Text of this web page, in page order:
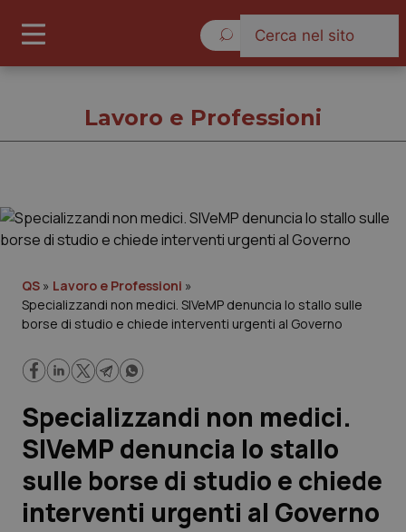
Governo e Parlamento
Regioni e Asl
Lavoro e Professioni
Scienza e Farmaci
Studi e Analisi
Lavoro e Professioni
QS » Lavoro e Professioni »
Specializzandi non medici. SIVeMP denuncia lo stallo sulle
borse di studio e chiede interventi urgenti al Governo
Specializzandi non medici.
SIVeMP denuncia lo stallo
sulle borse di studio e chiede
interventi urgenti al Governo